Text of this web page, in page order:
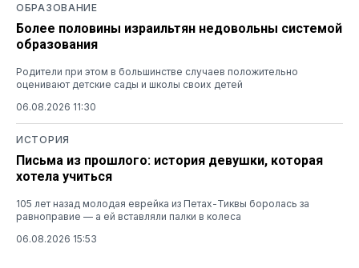
ОБРАЗОВАНИЕ
Более половины израильтян недовольны системой
образования
Родители при этом в большинстве случаев положительно
оценивают детские сады и школы своих детей
06.08.2026 11:30
ИСТОРИЯ
Письма из прошлого: история девушки, которая
хотела учиться
105 лет назад молодая еврейка из Петах-Тиквы боролась за
равноправие — а ей вставляли палки в колеса
06.08.2026 15:53